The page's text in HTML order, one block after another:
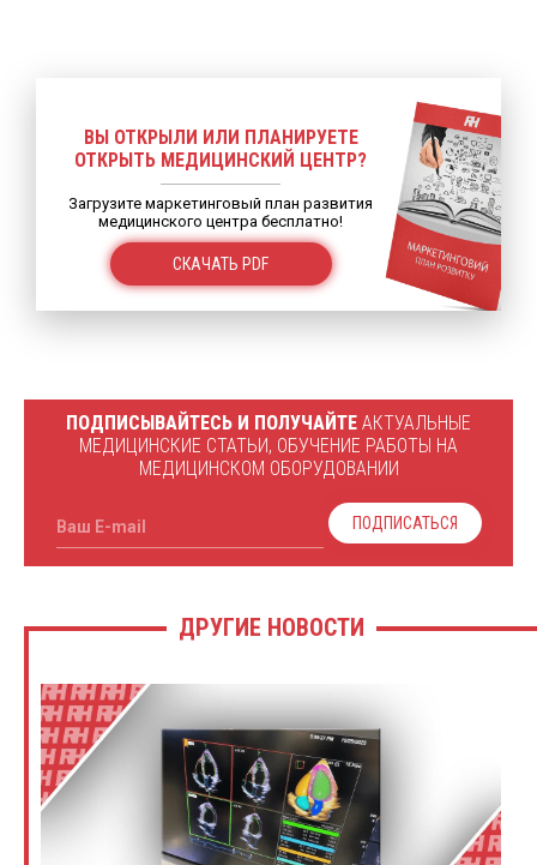
ВЫ ОТКРЫЛИ ИЛИ ПЛАНИРУЕТЕ
ОТКРЫТЬ МЕДИЦИНСКИЙ ЦЕНТР?
Загрузите маркетинговый план развития
медицинского центра бесплатно!
СКАЧАТЬ PDF
ПОДПИСЫВАЙТЕСЬ И ПОЛУЧАЙТЕ АКТУАЛЬНЫЕ
МЕДИЦИНСКИЕ СТАТЬИ, ОБУЧЕНИЕ РАБОТЫ НА
МЕДИЦИНСКОМ ОБОРУДОВАНИИ
Ваш E-mail ПОДПИСАТЬСЯ
ДРУГИЕ НОВОСТИ